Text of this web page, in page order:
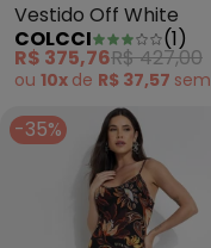
Vestido Off White
COLCCI
(1)
R$ 375,76R$ 427,00
ou 10x de R$ 37,57 sem
-35%